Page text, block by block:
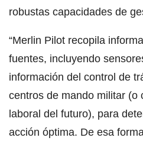
robustas capacidades de
“Merlin Pilot recopila
fuentes, incluyendo
información del control de
centros de mando militar (o
laboral del futuro), para
acción óptima. De esa